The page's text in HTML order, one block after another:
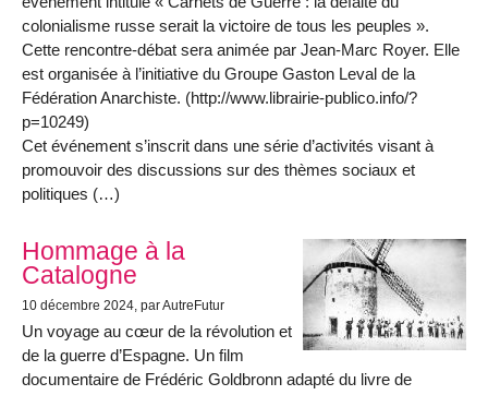
colonialisme russe serait la victoire de tous les peuples ».
Cette rencontre-débat sera animée par Jean-Marc Royer. Elle
est organisée à l’initiative du Groupe Gaston Leval de la
Fédération Anarchiste. (http://www.librairie-publico.info/?
p=10249)
Cet événement s’inscrit dans une série d’activités visant à
promouvoir des discussions sur des thèmes sociaux et
politiques (…)
Hommage à la
Catalogne
10 décembre 2024 , par AutreFutur
Un voyage au cœur de la révolution et
de la guerre d’Espagne. Un film
documentaire de Frédéric Goldbronn adapté du livre de